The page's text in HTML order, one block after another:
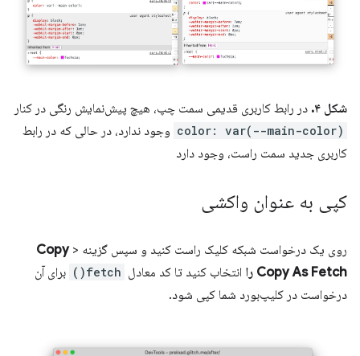
شکل ۴. در رابط کاربری قدیمی سمت چپ، هیچ پیش‌نمایش رنگی در کنار
color: var(--main-color) وجود ندارد، در حالی که در رابط
کاربری جدید سمت راست، وجود دارد
کپی به عنوان واکشی
روی یک درخواست شبکه کلیک راست کنید و سپس گزینه Copy>
Copy As Fetch را
انتخاب کنید تا کد معادل fetch()
برای آن
درخواست در کلیپ‌بورد شما کپی شود.